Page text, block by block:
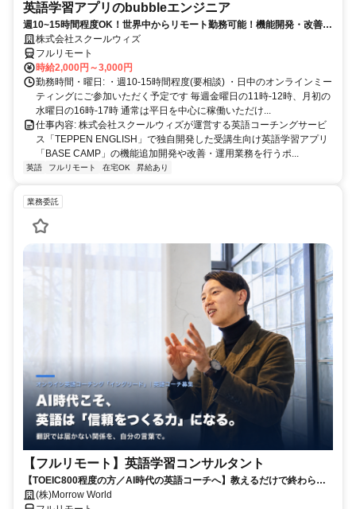
英語学習アプリのbubbleエンジニア
週10~15時間程度OK！世界中からリモート勤務可能！機能開発・改善担
当 株式会社スクールウィズ
フルリモート
時給2,000円～3,000円
勤務時間・曜日: ・週10-15時間程度(要相談) ・日中のオンラインミー
ティングにご参加いただく予定です 毎週金曜日の11時-12時、月初の
水曜日の16時-17時 通常は平日を中心に稼働いただけ...
仕事内容: 株式会社スクールウィズが運営する英語コーチングサービ
ス「TEPPEN ENGLISH」で独自開発した受講生向け英語学習アプリ
「BASE CAMP」の機能追加開発や改善・運用業務を行うポ...
英語 フルリモート 在宅OK 昇給あり
業務委託
【フルリモート】英語学習コンサルタント
【TOEIC800程度の方／AI時代の英語コーチへ】教えるだけで終わらな
い。受講生の学習習慣と“自分の言葉で伝える力”を育てるお仕事です
(株)Morrow World